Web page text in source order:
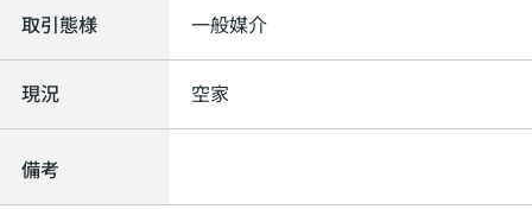
取引態様 一般媒介
現況 空家
備考